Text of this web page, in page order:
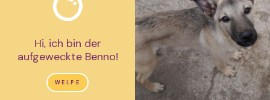
Hi, ich bin der
aufgeweckte Benno!
WELPE